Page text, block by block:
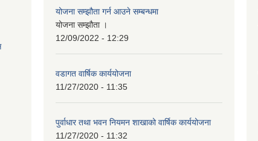
योजना सम्झौता गर्न आउने सम्बन्धमा
योजना सम्झौता ।
12/09/2022 - 12:29
वडागत वार्षिक कार्ययोजना
11/27/2020 - 11:35
पुर्वाधार तथा भवन नियमन शाखाको वार्षिक कार्ययोजना
11/27/2020 - 11:32